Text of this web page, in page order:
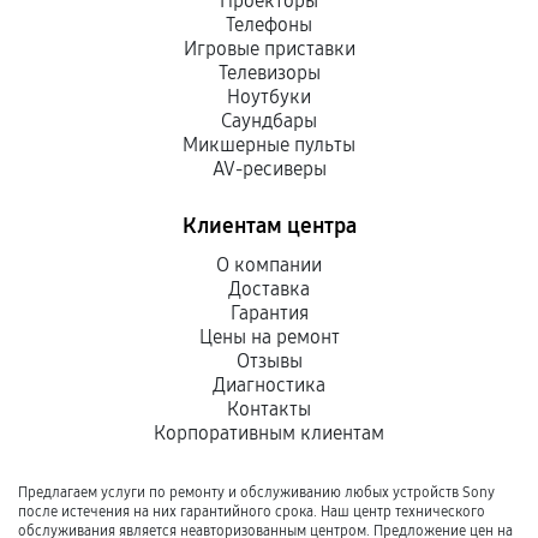
Телефоны
Игровые приставки
Телевизоры
Ноутбуки
Саундбары
Микшерные пульты
AV-ресиверы
Клиентам центра
О компании
Доставка
Гарантия
Цены на ремонт
Отзывы
Диагностика
Контакты
Корпоративным клиентам
Предлагаем услуги по ремонту и обслуживанию любых устройств Sony
после истечения на них гарантийного срока. Наш центр технического
обслуживания является неавторизованным центром. Предложение цен на